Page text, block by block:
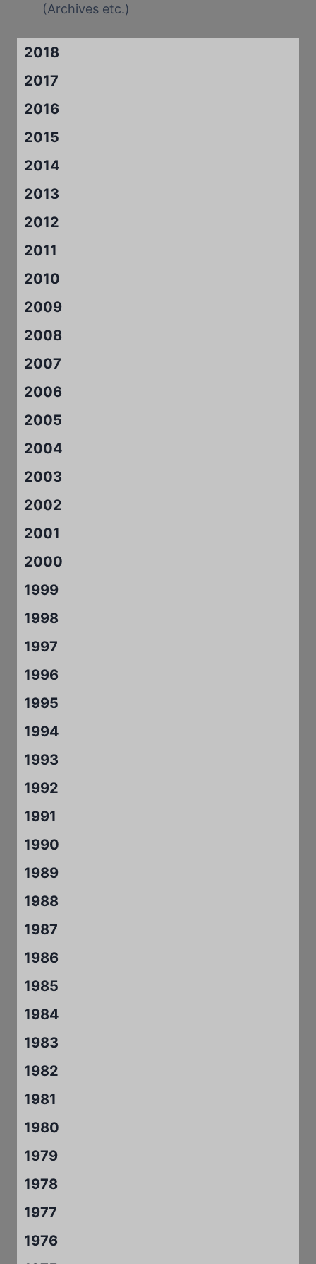
(Archives etc.)
2018
2017
2016
2015
2014
2013
2012
2011
2010
2009
2008
2007
2006
2005
2004
2003
2002
2001
2000
1999
1998
1997
1996
1995
1994
1993
1992
1991
1990
1989
1988
1987
1986
1985
1984
1983
1982
1981
1980
1979
1978
1977
1976